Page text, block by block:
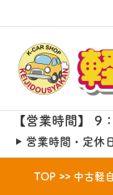
【営業時間】 9
営業時間・定休日
TOP 中古軽